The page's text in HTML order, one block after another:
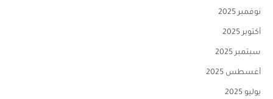
نوفمبر 2025
أكتوبر 2025
سبتمبر 2025
أغسطس 2025
يوليو 2025